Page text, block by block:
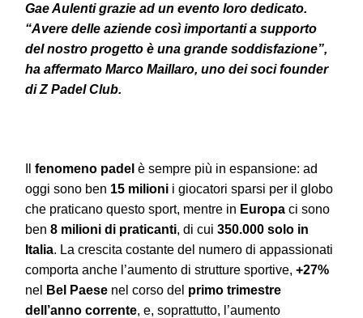
Gae Aulenti grazie ad un evento loro dedicato.
“Avere delle aziende così importanti a supporto
del nostro progetto è una grande soddisfazione”,
ha affermato Marco Maillaro, uno dei soci founder
di Z Padel Club.
fenomeno padel è sempre più in espansione: ad
oggi sono ben 15 milioni i giocatori sparsi per il globo
che praticano questo sport, mentre in Europa ci sono
ben 8 milioni di praticanti, di cui 350.000 solo in
Italia. La crescita costante del numero di appassionati
comporta anche l’aumento di strutture sportive, +27%
nel
Bel Paese nel corso del primo trimestre
dell’anno corrente, e, soprattutto, l’aumento